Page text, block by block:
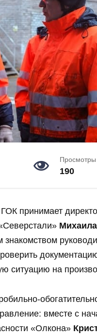
Просмотры
190
принимает
ситуацию на
вместе с
«Олкона»